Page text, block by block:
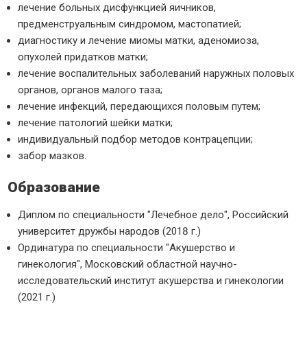
лечение больных дисфункцией яичников,
предменструальным синдромом, мастопатией;
диагностику и лечение миомы матки, аденомиоза,
опухолей придатков матки;
лечение воспалительных заболеваний наружных половых
органов, органов малого таза;
лечение инфекций, передающихся половым путем;
лечение патологий шейки матки;
индивидуальный подбор методов контрацепции;
забор мазков.
Образование
Диплом по специальности "Лечебное дело", Российский
университет дружбы народов (2018 г.)
Ординатура по специальности "Акушерство и
гинекология", Московский областной научно-
исследовательский институт акушерства и гинекологии
(2021 г.)